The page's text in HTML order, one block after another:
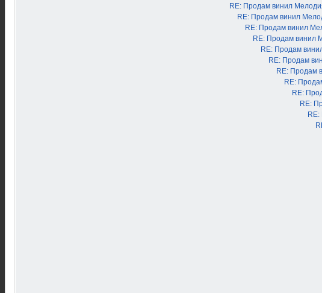
RE: Продам винил
RE: Продам винил
RE: Продам винил
RE: Продам винил
RE: Продам
RE: Продам
RE: Продам
RE:
RE:
RE: